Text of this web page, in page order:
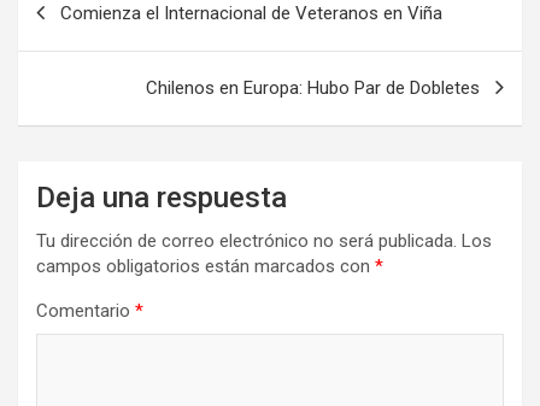
Comienza el Internacional de Veteranos en Viña
Chilenos en Europa: Hubo Par de Dobletes
Deja una respuesta
Tu dirección de correo electrónico no será publicada. Los
campos obligatorios están marcados con *
Comentario *